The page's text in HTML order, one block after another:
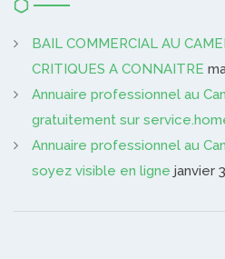
BAIL COMMERCIAL AU
CRITIQUES A CONNAITRE
Annuaire professionnel au
gratuitement sur
Annuaire professionnel au
soyez visible en ligne janvier